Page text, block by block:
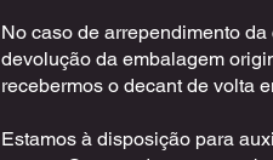
No caso de arrependimento
devolução da embalagem
recebermos o decant de volta
Estamos à disposição para